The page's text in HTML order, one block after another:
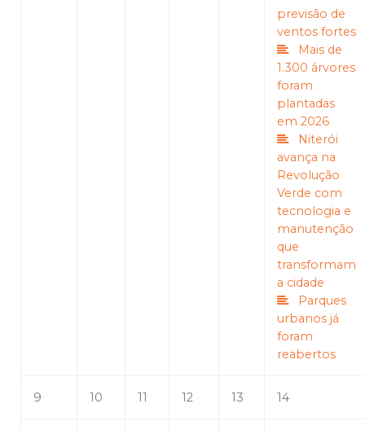
previsão de
ventos fortes
Mais de
1.300 árvores
foram
plantadas
em 2026
Niterói
avança na
Revolução
Verde com
tecnologia e
manutenção
que
transformam
a cidade
Parques
urbanos já
foram
reabertos
9 10 11 12 13 14